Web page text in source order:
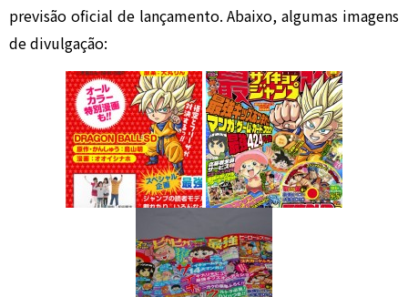
previsão oficial de lançamento. Abaixo, algumas imagens
de divulgação: